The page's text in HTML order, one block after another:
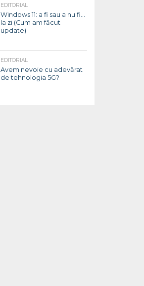
EDITORIAL
Windows 11: a fi sau a nu fi…
la zi (Cum am făcut
update)
EDITORIAL
Avem nevoie cu adevărat
de tehnologia 5G?